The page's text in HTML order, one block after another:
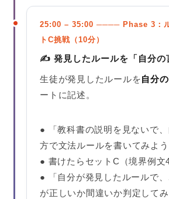
25:00 – 35:00 ──── Phase 3：
トC挑戦（10分）
✍️ 発見したルールを「自分の
生徒が発見したルールを自分
ートに記述。
● 「教科書の説明を見ないで
方で文法ルールを書いてみよう
● 書けたらセットC（境界例文
● 「自分が発見したルールで
が正しいか間違いか判定してみ